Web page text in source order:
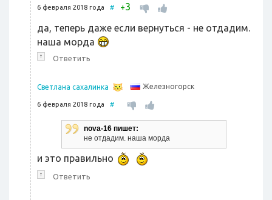
6 февраля 2018 года # +3
да, теперь даже если вернуться - не отдадим.
наша морда
↑ Ответить
Светлана сахалинка Железногорск
6 февраля 2018 года #
nova-16 пишет:
не отдадим. наша морда
и это правильно
↑ Ответить